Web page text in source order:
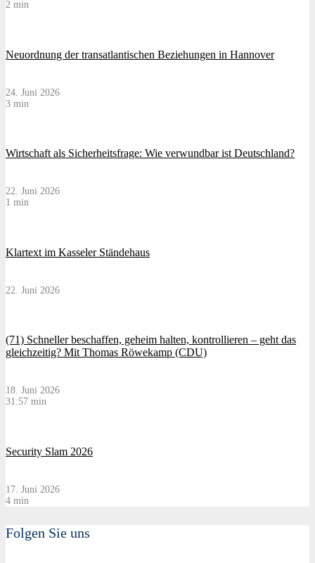
2 min
Neuordnung der transatlantischen Beziehungen in Hannover
24. Juni 2026
3 min
Wirtschaft als Sicherheitsfrage: Wie verwundbar ist Deutschland?
22. Juni 2026
1 min
Klartext im Kasseler Ständehaus
22. Juni 2026
(71) Schneller beschaffen, geheim halten, kontrollieren – geht das
gleichzeitig? Mit Thomas Röwekamp (CDU)
18. Juni 2026
31:57 min
Security Slam 2026
17. Juni 2026
4 min
Folgen Sie uns